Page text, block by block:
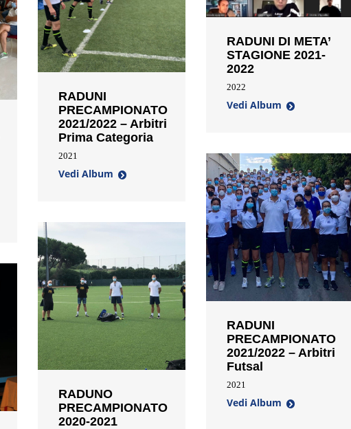
RADUNI DI META’
STAGIONE 2021-
2022
2022
Vedi Album
RADUNI
PRECAMPIONATO
2021/2022 – Arbitri
Prima Categoria
2021
Vedi Album
RADUNI
PRECAMPIONATO
2021/2022 – Arbitri
Futsal
2021
Vedi Album
RADUNO
PRECAMPIONATO
2020-2021